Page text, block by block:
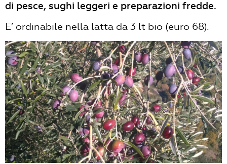
di pesce, sughi leggeri e preparazioni fredde.
E’ ordinabile nella latta da 3 lt bio (euro 68).